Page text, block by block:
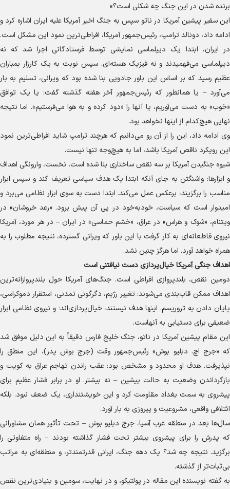
برنده شدن در این جنگ چه شکلی است؟»
این سفیر پیشین آمریکا در ناتو سپس به جنگ اخیر آمریکا علیه ایران اشاره کرد و
ادامه داد، دونالد ترامپ، رئیس‌جمهور آمریکا، افراطی‌ترین نمود این مشکل است.
در ایران، ابتدا یک دیپلماسی نمایشی توسط فرستادگانی اجرا شد که نه
دیپلماسی می‌فهمیدند و نه فیزیک هسته‌ای. سپس نوبت به یک کارزار بمباران
عظیم رسید که بر اساس این باور جادویی بنا شده بود که ویرانی، تسلیم به بار
می‌آورد – یا همانطور که رئیس‌جمهور آخر هفته گذشته گفت: یا یک توافق
«خوب» به دست می‌آوریم، یا آنها را «دود کرده و به هوا می‌فرستیم». اما نتیجه
نهایی هیچ‌کدام از اینها نخواهد بود.
وی ادامه داد، این را از آن رو می‌دانیم که هرچند ترامپ شاید افراطی‌ترین نمود
این رویکرد ناقص آمریکا باشد، اما به هیچ‌وجه تنها نیست.
شیوه جنگیدن آمریکا بر سه نقص ساختاری بنا شده است. نخست، وارونگی اهداف
و ابزارها: واشنگتن به جای آنکه ابتدا یک هدف سیاسی تعریف کند و سپس ابزار
مناسب را برگزیند، برعکس عمل می‌کند. ابتدا دست به سوی ابزار نظامی می‌برد و
امیدوار است که سیاست، خودبه‌خود در پی آن پیش برود. «رعد خروشان» در
ویتنام، «شوک و هراس» در عراق، «خشم حماسی» در ایران – در هر مورد، آمریکا
نیروی قاطعانه‌ای به کار گرفت با این باور که ویرانی گسترده، نتیجه مطلوب را به
همراه خواهد آورد. اما هرگز چنین نشد.
اهداف جنگی آمریکا خیال‌پردازی دست نیافتنی است
دومین نقص، بلندپروازی افراطی است. جنگ‌های آمریکا حول بلندپروازانه‌ترین
اهداف ممکن قاب‌بندی می‌شوند: تغییر رژیم، دگرگونی تمدنی، استقرار دموکراسی،
پایان دادن به تروریسم. اینها هدف نیستند، خیال‌پردازی‌اند؛ و نیروی نظامی ابزار
ضعیفی برای دستیابی به آنهاست.
این مقام پیشین آمریکا در ناتو، جنگ خلیج فارس دقیقاً به این دلیل موفق شد
که «جرج اچ. دبلیو بوش» رئیس‌جمهور وقت (جرج بوش پدر)، این منطق را
نپذیرفت. هدف او محدود و مشخص بود: عقب راندن تهاجم عراق به کویت و
بازگرداندن وضعیت به حالت پیشین – نه بیشتر. او در برابر فشار عظیم برای
پیشروی به سمت بغداد مقاومت کرد و این خویشتنداری، یک ضعف نبود. بلکه
ائتلافی واقعی، مشروعیت و پیروزی به بار آورد.
سال‌ها بعد در منطقه غرب آسیا، جرج دبلیو بوش – تحت تأثیر همان مشاورانی
که پدرش را برای پیشروی بیشتر تحت فشار گذاشته بودند – راه متفاوتی را
برگزید. نتیجه چه شد؟ یک دهه جنگ، ایرانی قدرتمندتر، و منطقه‌ای به مراتب
بی‌ثبات‌تر از گذشته.
به گفته نویسنده این مقاله در پولتیکو، و در نهایت، سومین و بنیادی‌ترین نقص